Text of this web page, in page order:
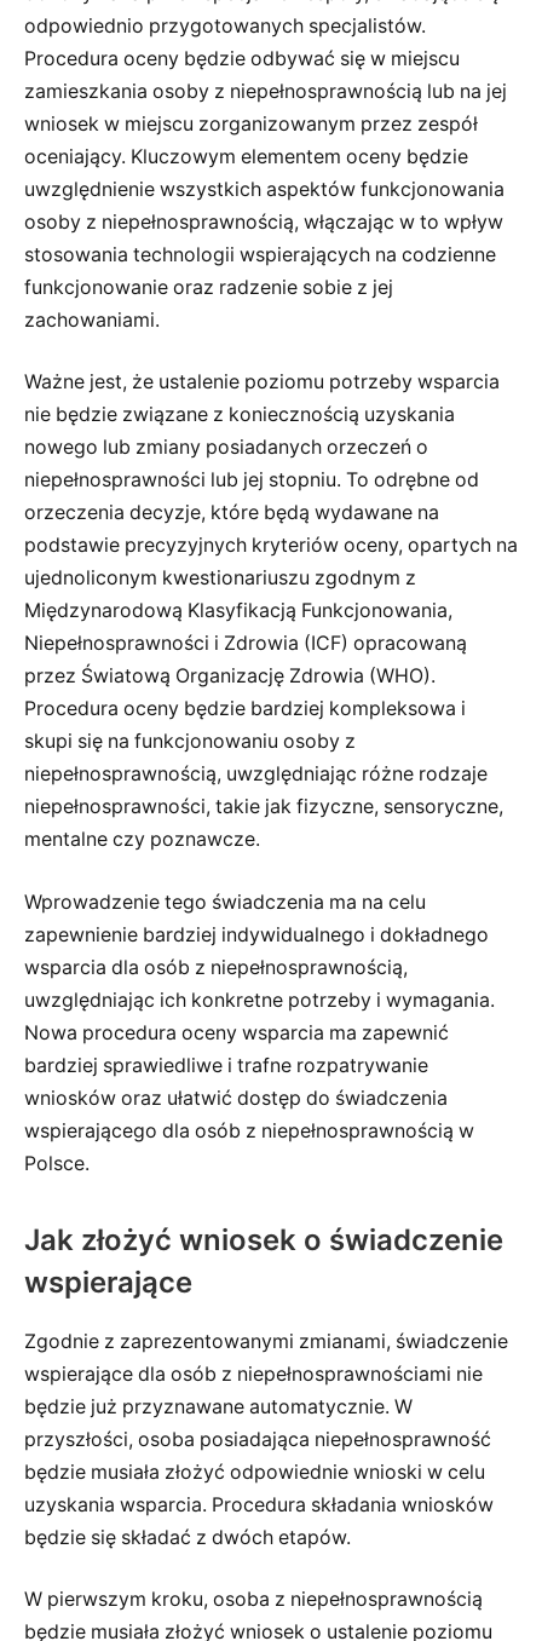
odpowiednio przygotowanych specjalistów.
Procedura oceny będzie odbywać się w miejscu
zamieszkania osoby z niepełnosprawnością lub na jej
wniosek w miejscu zorganizowanym przez zespół
oceniający. Kluczowym elementem oceny będzie
uwzględnienie wszystkich aspektów funkcjonowania
osoby z niepełnosprawnością, włączając w to wpływ
stosowania technologii wspierających na codzienne
funkcjonowanie oraz radzenie sobie z jej
zachowaniami.
Ważne jest, że ustalenie poziomu potrzeby wsparcia
nie będzie związane z koniecznością uzyskania
nowego lub zmiany posiadanych orzeczeń o
niepełnosprawności lub jej stopniu. To odrębne od
orzeczenia decyzje, które będą wydawane na
podstawie precyzyjnych kryteriów oceny, opartych na
ujednoliconym kwestionariuszu zgodnym z
Międzynarodową Klasyfikacją Funkcjonowania,
Niepełnosprawności i Zdrowia (ICF) opracowaną
przez Światową Organizację Zdrowia (WHO).
Procedura oceny będzie bardziej kompleksowa i
skupi się na funkcjonowaniu osoby z
niepełnosprawnością, uwzględniając różne rodzaje
niepełnosprawności, takie jak fizyczne, sensoryczne,
mentalne czy poznawcze.
Wprowadzenie tego świadczenia ma na celu
zapewnienie bardziej indywidualnego i dokładnego
wsparcia dla osób z niepełnosprawnością,
uwzględniając ich konkretne potrzeby i wymagania.
Nowa procedura oceny wsparcia ma zapewnić
bardziej sprawiedliwe i trafne rozpatrywanie
wniosków oraz ułatwić dostęp do świadczenia
wspierającego dla osób z niepełnosprawnością w
Polsce.
Jak złożyć wniosek o świadczenie
wspierające
Zgodnie z zaprezentowanymi zmianami, świadczenie
wspierające dla osób z niepełnosprawnościami nie
będzie już przyznawane automatycznie. W
przyszłości, osoba posiadająca niepełnosprawność
będzie musiała złożyć odpowiednie wnioski w celu
uzyskania wsparcia. Procedura składania wniosków
będzie się składać z dwóch etapów.
W pierwszym kroku, osoba z niepełnosprawnością
będzie musiała złożyć wniosek o ustalenie poziomu